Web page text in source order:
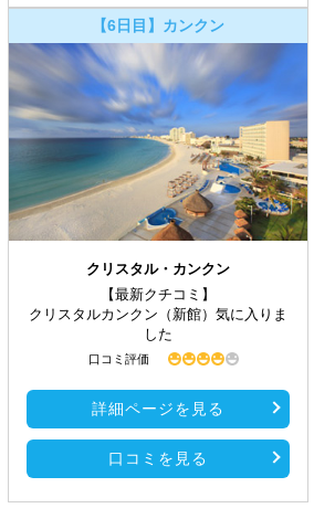
【6日目】カンクン
クリスタル・カンクン
【最新クチコミ】
クリスタルカンクン（新館）気に入りま
した
口コミ評価
詳細ページを見る
口コミを見る